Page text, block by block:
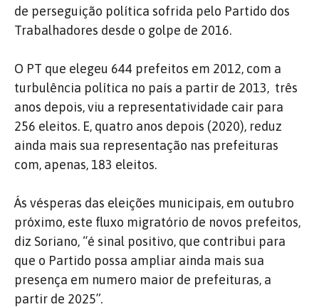
de perseguição política sofrida pelo Partido dos
Trabalhadores desde o golpe de 2016.
O PT que elegeu 644 prefeitos em 2012, com a
turbulência política no país a partir de 2013, três
anos depois, viu a representatividade cair para
256 eleitos. E, quatro anos depois (2020), reduz
ainda mais sua representação nas prefeituras
com, apenas, 183 eleitos.
Ás vésperas das eleições municipais, em outubro
próximo, este fluxo migratório de novos prefeitos,
diz Soriano, “é sinal positivo, que contribui para
que o Partido possa ampliar ainda mais sua
presença em numero maior de prefeituras, a
partir de 2025”.